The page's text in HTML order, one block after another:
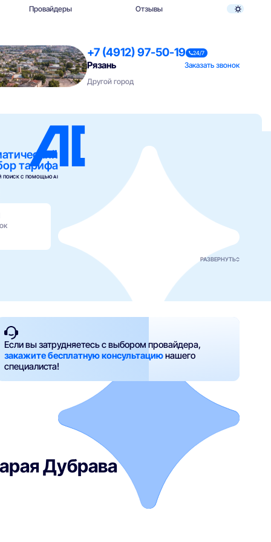
Провайдеры Отзывы
+7 (4912) 97-50-19 24/7
Рязань
Заказать звонок
Другой город
тарифа
ПОИСК С ПОМОЩЬЮ AI
РАЗВЕРНУТЬ
Если вы затрудняетесь с выбором провайдера,
закажите бесплатную консультациюнашего
специалиста!
Дубрава